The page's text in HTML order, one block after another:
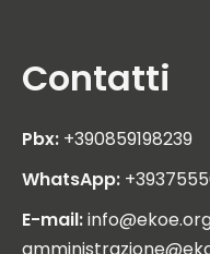
Contatti
Pbx: +390859198239
WhatsApp:
E-mail: